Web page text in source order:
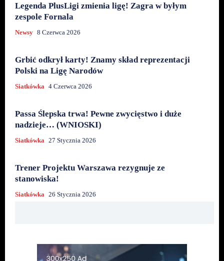
Legenda PlusLigi zmienia ligę! Zagra w byłym
zespole Fornala
Newsy 8 Czerwca 2026
Grbić odkrył karty! Znamy skład reprezentacji
Polski na Ligę Narodów
Siatkówka 4 Czerwca 2026
Passa Ślepska trwa! Pewne zwycięstwo i duże
nadzieje… (WNIOSKI)
Siatkówka 27 Stycznia 2026
Trener Projektu Warszawa rezygnuje ze
stanowiska!
Siatkówka 26 Stycznia 2026